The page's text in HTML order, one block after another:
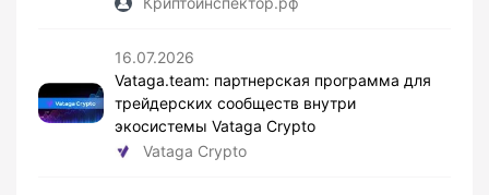
16.07.2026
Vataga.team: партнерская программа для
трейдерских сообществ внутри
экосистемы Vataga Crypto
Vataga Crypto